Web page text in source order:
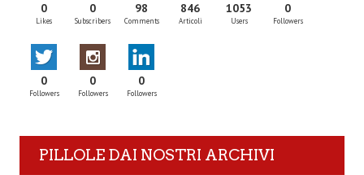
0
Likes
0
Subscribers
98
Comments
846
Articoli
1053
Users
0
Followers
0
Followers
0
Followers
0
Followers
PILLOLE DAI NOSTRI ARCHIVI